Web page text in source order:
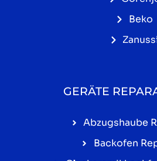
Beko
GERÄTE
Abzugshaube
Backofen